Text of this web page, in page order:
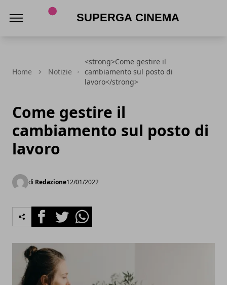
Home Notizie
<strong>Come gestire il
cambiamento sul posto di
lavoro</strong>
Come gestire il
cambiamento sul posto di
lavoro
di Redazione12/01/2022
FacebookTwitterWhatsapp